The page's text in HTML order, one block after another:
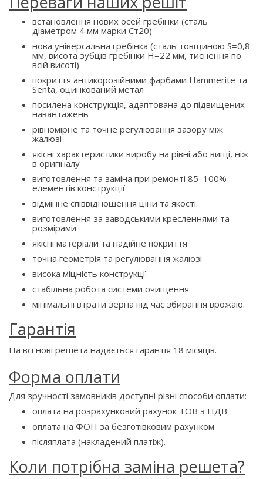
встановлення нових осей гребінки (сталь
діаметром 4 мм марки Ст20)
нова універсальна гребінка (сталь товщиною S=0,8
мм, висота зубців гребінки H=22 мм, тиснення по
всій висоті)
покриття антикорозійними фарбами Hammerite та
Senta, оцинкований метал
посилена конструкція, адаптована до підвищених
навантажень
рівномірне та точне регулювання зазору між
жалюзі
якісні характеристики виробу на рівні або вищі, ніж
в оригіналу
виготовлення та заміна при ремонті 85–100%
елементів конструкції
відмінне співвідношення ціни та якості.
виготовлення за заводськими кресленнями та
розмірами
якісні матеріали та надійне покриття
точна геометрія та регулювання жалюзі
висока міцність конструкції
стабільна робота системи очищення
мінімальні втрати зерна під час збирання врожаю.
Гарантія
На всі нові решета надається гарантія 18 місяців.
Форма оплати
Для зручності замовників доступні різні способи оплати:
оплата на розрахунковий рахунок ТОВ з ПДВ
оплата на ФОП за безготівковим рахунком
післяплата (накладений платіж).
Коли потрібна заміна решета?